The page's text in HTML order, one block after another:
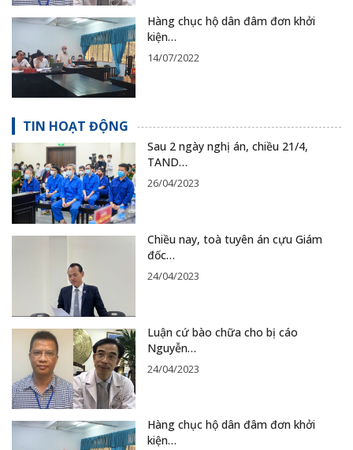
Hàng chục hộ dân đâm đơn khởi
kiện…
14/07/2022
TIN HOẠT ĐỘNG
Sau 2 ngày nghị án, chiều 21/4,
TAND…
26/04/2023
Chiều nay, toà tuyên án cựu Giám
đốc…
24/04/2023
Luận cứ bào chữa cho bị cáo
Nguyễn…
24/04/2023
Hàng chục hộ dân đâm đơn khởi
kiện…